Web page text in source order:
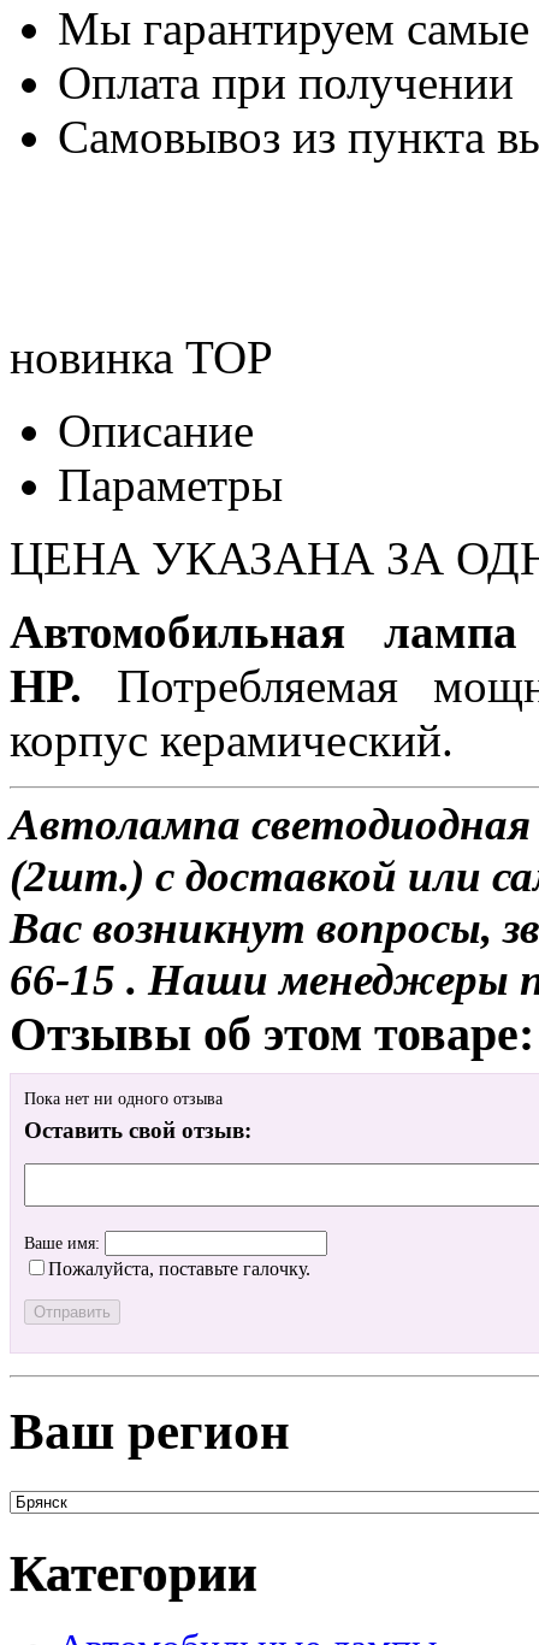
Мы гарантируем
Оплата при получении
Самовывоз из пункта
новинка TOP
Описание
Параметры
ЦЕНА УКАЗАНА ЗА
Автомобильная
HP. Потребляемая
корпус керамический.
Автолампа
(2шт.) с доставкой или
Вас возникнут вопросы,
66-15 . Наши менеджеры
Отзывы об этом товаре:
Пока нет ни одного отзыва
Оставить свой отзыв:
Ваше имя:
Пожалуйста, поставьте галочку.
Ваш регион
Категории